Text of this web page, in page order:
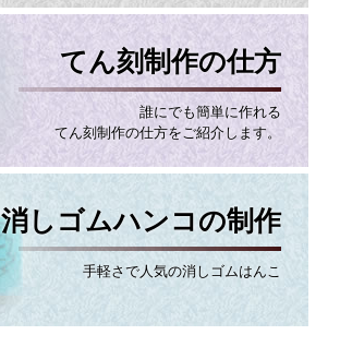
てん刻制作の仕方
誰にでも簡単に作れる
てん刻制作の仕方をご紹介します。
消しゴムハンコの制作
手軽さで人気の消しゴムはんこ